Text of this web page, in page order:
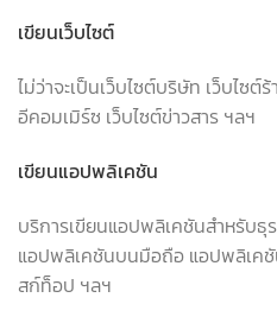
เขียนเว็บไซต์
ไม่ว่าจะเป็นเว็บไซต์บริษัท เว็บไซต์
อีคอมเมิร์ซ เว็บไซต์ข่าวสาร ฯลฯ
เขียนแอปพลิเคชัน
บริการเขียนแอปพลิเคชันสำหรับธุ
แอปพลิเคชันบนมือถือ แอปพลิเค
สก์ท็อป ฯลฯ